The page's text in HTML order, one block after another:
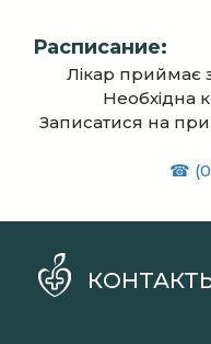
Расписание:
Лікар приймає
Необхідна
Записатися на
☎